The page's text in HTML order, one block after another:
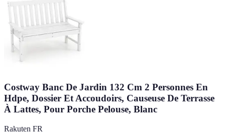
Costway Banc De Jardin 132 Cm 2 Personnes En
Hdpe, Dossier Et Accoudoirs, Causeuse De Terrasse
À Lattes, Pour Porche Pelouse, Blanc
Rakuten FR